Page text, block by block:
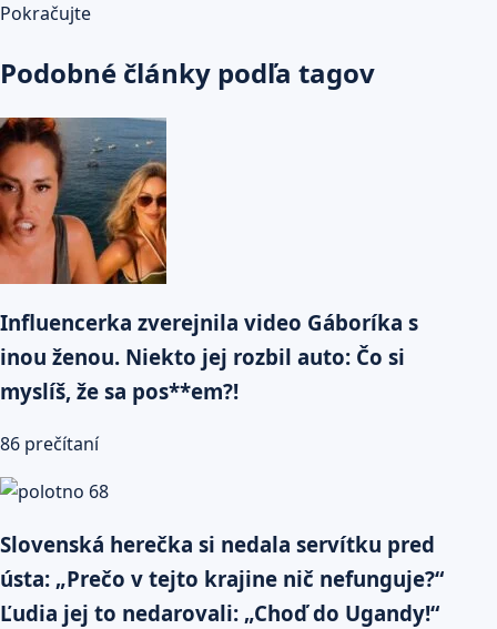
Pokračujte
Podobné články podľa tagov
Influencerka zverejnila video Gáboríka s
inou ženou. Niekto jej rozbil auto: Čo si
myslíš, že sa pos**em?!
86 prečítaní
Slovenská herečka si nedala servítku pred
ústa: „Prečo v tejto krajine nič nefunguje?“
Ľudia jej to nedarovali: „Choď do Ugandy!“